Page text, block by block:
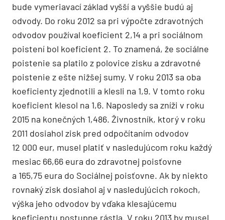
bude vymeriavací základ vyšší a vyššie budú aj
odvody. Do roku 2012 sa pri výpočte zdravotných
odvodov používal koeficient 2,14 a pri sociálnom
poistení bol koeficient 2. To znamená, že sociálne
poistenie sa platilo z polovice zisku a zdravotné
poistenie z ešte nižšej sumy. V roku 2013 sa oba
koeficienty zjednotili a klesli na 1,9. V tomto roku
koeficient klesol na 1,6. Naposledy sa zníži v roku
2015 na konečných 1,486. Živnostník, ktorý v roku
2011 dosiahol zisk pred odpočítaním odvodov
12 000 eur, musel platiť v nasledujúcom roku každý
mesiac 66,66 eura do zdravotnej poisťovne
a 165,75 eura do Sociálnej poisťovne. Ak by niekto
rovnaký zisk dosiahol aj v nasledujúcich rokoch,
výška jeho odvodov by vďaka klesajúcemu
koeficientu postupne rástla. V roku 2013 by musel